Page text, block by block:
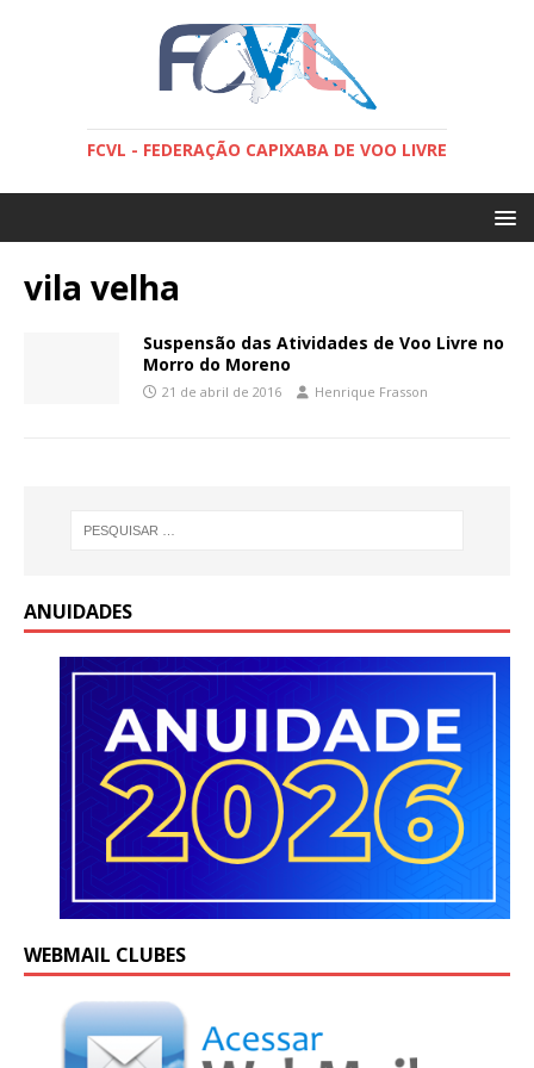
FCVL - FEDERAÇÃO CAPIXABA DE VOO LIVRE
vila velha
Suspensão das Atividades de Voo Livre no
Morro do Moreno
21 de abril de 2016 Henrique Frasson
ANUIDADES
WEBMAIL CLUBES